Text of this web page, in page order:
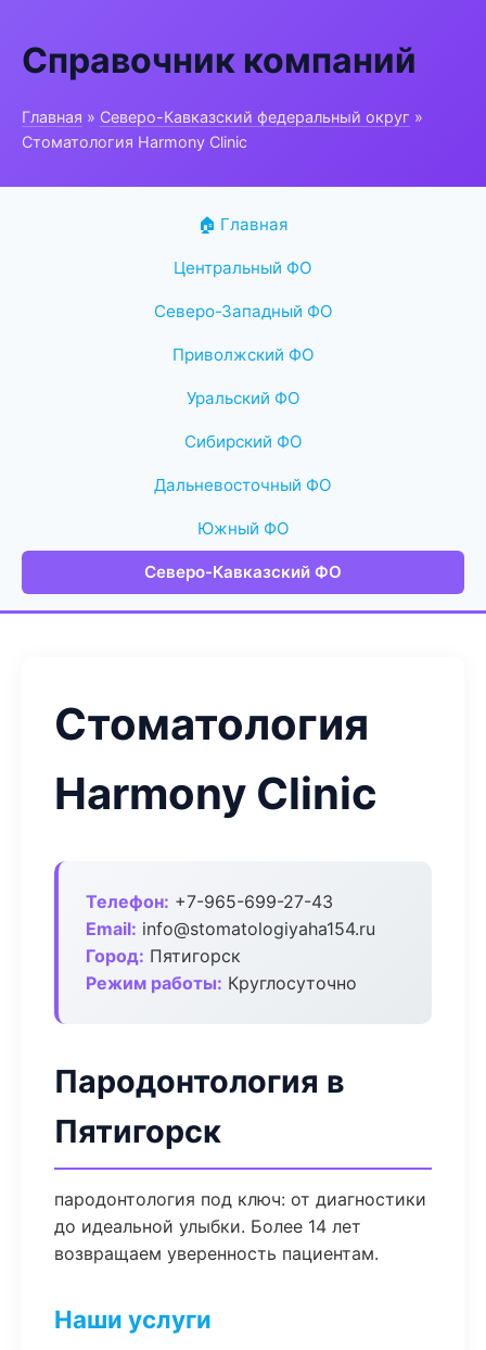
Справочник компаний
Главная » Северо-Кавказский федеральный округ »
Стоматология Harmony Clinic
🏠 Главная
Центральный ФО
Северо-Западный ФО
Приволжский ФО
Уральский ФО
Сибирский ФО
Дальневосточный ФО
Южный ФО
Северо-Кавказский ФО
Стоматология
Harmony Clinic
Телефон: +7-965-699-27-43
Email: info@stomatologiyaha154.ru
Город: Пятигорск
Режим работы: Круглосуточно
Пародонтология в
Пятигорск
пародонтология под ключ: от диагностики
до идеальной улыбки. Более 14 лет
возвращаем уверенность пациентам.
Наши услуги